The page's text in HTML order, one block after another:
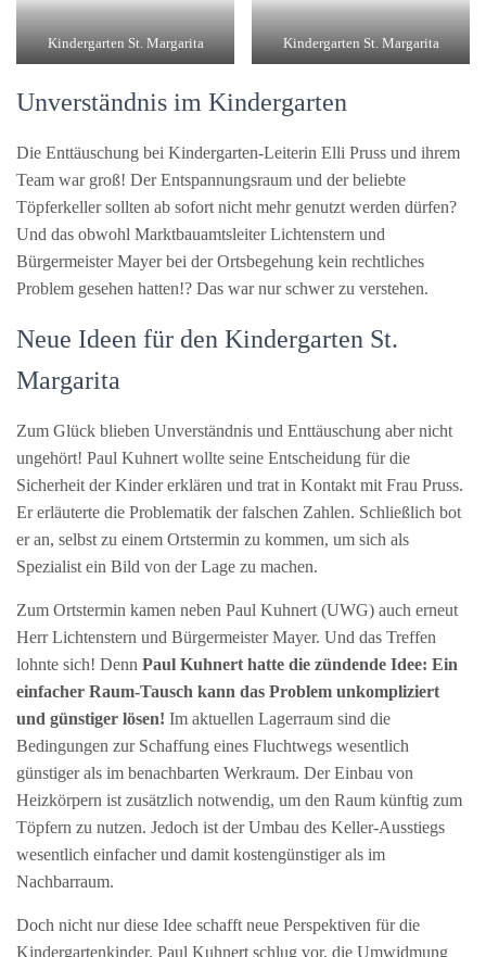
Kindergarten St. Margarita Kindergarten St. Margarita
Unverständnis im Kindergarten
Die Enttäuschung bei Kindergarten-Leiterin Elli Pruss und ihrem
Team war groß! Der Entspannungsraum und der beliebte
Töpferkeller sollten ab sofort nicht mehr genutzt werden dürfen?
Und das obwohl Marktbauamtsleiter Lichtenstern und
Bürgermeister Mayer bei der Ortsbegehung kein rechtliches
Problem gesehen hatten!? Das war nur schwer zu verstehen.
Neue Ideen für den Kindergarten St.
Margarita
Zum Glück blieben Unverständnis und Enttäuschung aber nicht
ungehört! Paul Kuhnert wollte seine Entscheidung für die
Sicherheit der Kinder erklären und trat in Kontakt mit Frau Pruss.
Er erläuterte die Problematik der falschen Zahlen. Schließlich bot
er an, selbst zu einem Ortstermin zu kommen, um sich als
Spezialist ein Bild von der Lage zu machen.
Zum Ortstermin kamen neben Paul Kuhnert (UWG) auch erneut
Herr Lichtenstern und Bürgermeister Mayer. Und das Treffen
lohnte sich! Denn Paul Kuhnert hatte die zündende Idee: Ein
einfacher Raum-Tausch kann das Problem unkompliziert
und günstiger lösen! Im aktuellen Lagerraum sind die
Bedingungen zur Schaffung eines Fluchtwegs wesentlich
günstiger als im benachbarten Werkraum. Der Einbau von
Heizkörpern ist zusätzlich notwendig, um den Raum künftig zum
Töpfern zu nutzen. Jedoch ist der Umbau des Keller-Ausstiegs
wesentlich einfacher und damit kostengünstiger als im
Nachbarraum.
Doch nicht nur diese Idee schafft neue Perspektiven für die
Kindergartenkinder. Paul Kuhnert schlug vor, die Umwidmung